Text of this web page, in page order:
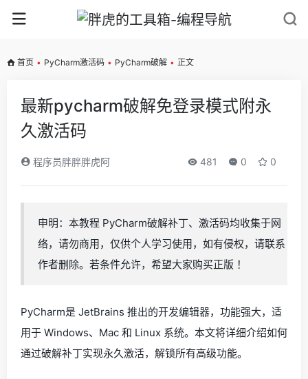
首页 • PyCharm激活码 • PyCharm破解 • 正文
最新pycharm破解免登录模式附永
久激活码
程序员胖胖胖虎阿 481 0 0
申明：本教程 PyCharm破解补丁、激活码均收集于网
络，请勿商用，仅供个人学习使用，如有侵权，请联系
作者删除。若条件允许，希望大家购买正版 ！
PyCharm是 JetBrains 推出的开发编辑器，功能强大，适
用于 Windows、Mac 和 Linux 系统。本文将详细介绍如何
通过破解补丁实现永久激活，解锁所有高级功能。